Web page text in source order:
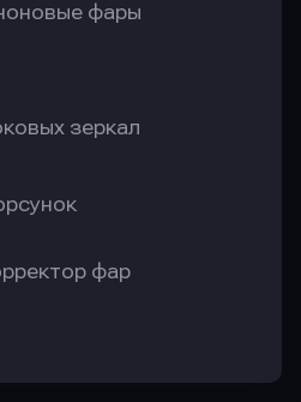
фары
зеркал
фар